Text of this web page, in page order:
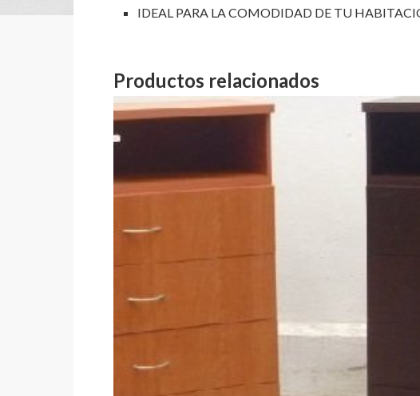
IDEAL PARA LA COMODIDAD DE TU
Productos relacionados